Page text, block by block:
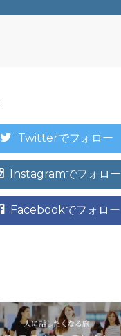
Twitterでフォロー
Instagramでフォロー
Facebookでフォロー